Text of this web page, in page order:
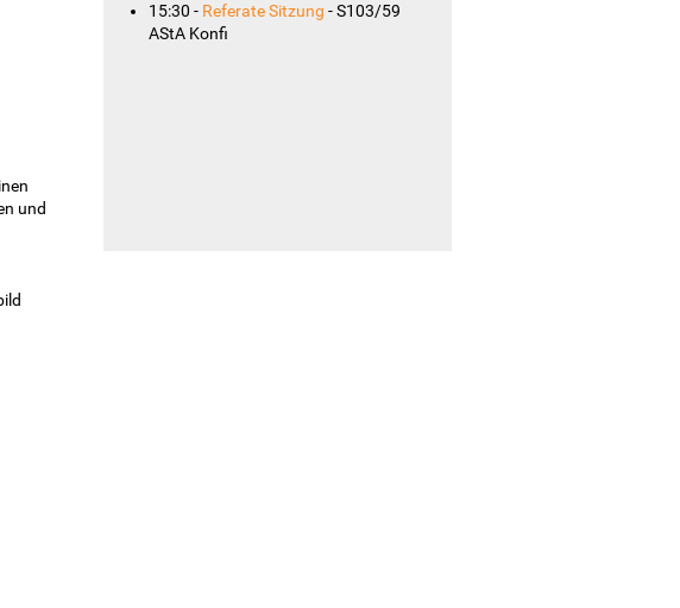
und
15:30 - Referate Sitzung -S103/59
AStA Konfi